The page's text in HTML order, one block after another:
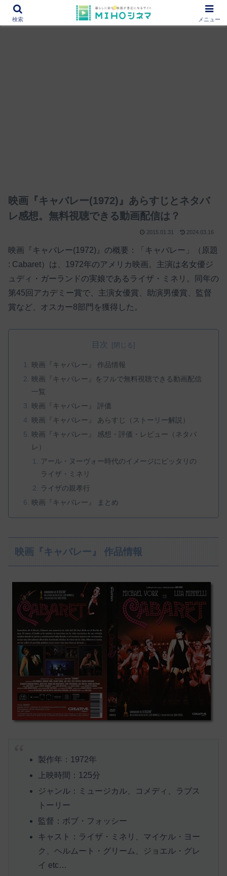
12000作品を紹介！あなたの映画図書館『MIHOシネマ』
映画『キャバレー(1972)』あらすじとネタバ
レ感想。無料視聴できる動画配信は？
2015.01.31 2024.03.16
映画『キャバレー(1972)』の概要：「キャバレー」（原題
: Cabaret）は、1972年のアメリカ映画。主演は名女優ジ
ュディ・ガーランドの実娘であるライザ・ミネリ。同年の
第45回アカデミー賞で、主演女優賞、助演男優賞、監督
賞など、オスカー8部門を獲得した。
目次
映画『キャバレー』 作品情報
映画『キャバレー』をフルで無料視聴できる動画配信
一覧
映画『キャバレー』 評価
映画『キャバレー』 あらすじ（ストーリー解説）
映画『キャバレー』 感想・評価・レビュー（ネタバ
レ）
アール・ヌーヴォー時代のイメージにピッタリの
ライザ・ミネリ
ライザの親孝行
映画『キャバレー』 まとめ
映画『キャバレー』 作品情報
製作年：1972年
上映時間：125分
ジャンル：ミュージカル、コメディ、ラブス
トーリー
監督：ボブ・フォッシー
キャスト：ライザ・ミネリ、マイケル・ヨー
ク、ヘルムート・グリーム、ジョエル・グレ
イ etc…
検索 メニュー